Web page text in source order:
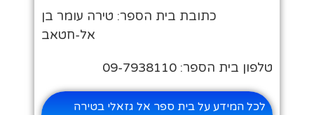
כתובת בית הספר: טירה עומר בן
אל-חטאב
טלפון בית הספר: 09-7938110
לכל המידע על בית ספר אל גזאלי בטירה